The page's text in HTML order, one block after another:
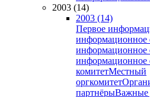
2003 (14)
2003 (14)
Первое
информационное
информационное
информационное
комитетМестный
оргкомитет
партнёрыВажные